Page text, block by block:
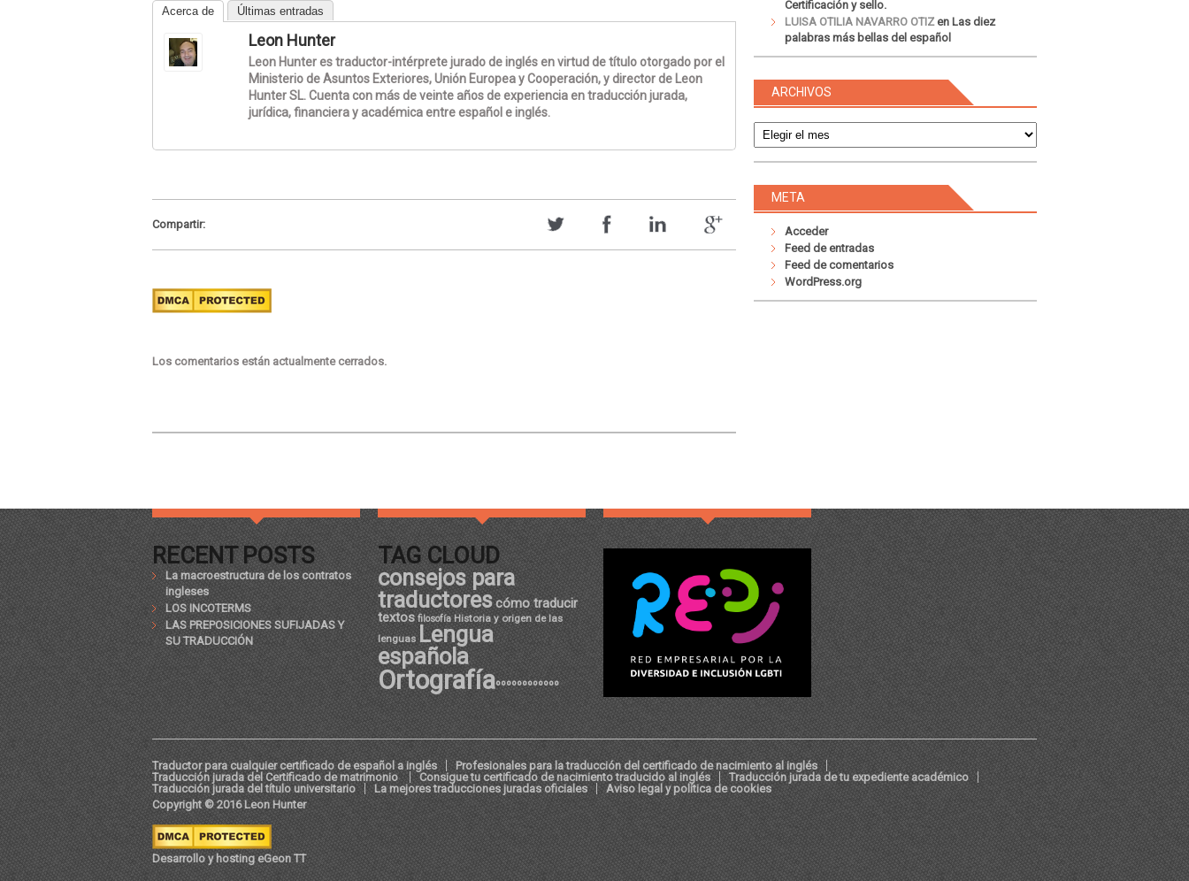
Acerca de Últimas entradas
Leon Hunter
Leon Hunter es traductor-intérprete jurado de inglés en virtud de título otorgado por el
Ministerio de Asuntos Exteriores, Unión Europea y Cooperación, y director de Leon
Hunter SL. Cuenta con más de veinte años de experiencia en traducción jurada,
jurídica, financiera y académica entre español e inglés.
Compartir:
Los comentarios están actualmente cerrados.
Certificación y sello.
LUISA OTILIA NAVARRO OTIZen Las diez
palabras más bellas del español
ARCHIVOS
META
Acceder
Feed de entradas
Feed de comentarios
WordPress.org
RECENT POSTS
La macroestructura de los contratos
ingleses
LOS INCOTERMS
LAS PREPOSICIONES SUFIJADAS Y
SU TRADUCCIÓN
TAG CLOUD
consejos para
traductorescómo traducir
textos filosofía Historia y origen de las
lenguas Lengua
española
Ortografíaºººººººººººº
Traductor para cualquier certificado de español a inglés
Profesionales para la traducción del certificado de nacimiento al inglés
Traducción jurada del Certificado de matrimonio
Consigue tu certificado de nacimiento traducido al inglés
Traducción jurada de tu expediente académico
Traducción jurada del título universitario
La mejores traducciones juradas oficiales
Aviso legal y política de cookies
Copyright © 2016 Leon Hunter
Desarrollo y hosting eGeon TT